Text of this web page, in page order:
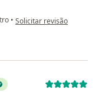
• na opinião do utilizador
Solicitar revisão